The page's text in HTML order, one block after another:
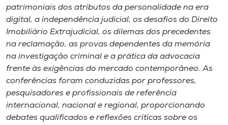
Museu
Unoesc
Store
Selecione
o idioma
patrimoniais dos atributos da personalidade na era
digital, a independência judicial, os desafios do Direito
Imobiliário Extrajudicial, os dilemas dos precedentes
na reclamação, as provas dependentes da memória
na investigação criminal e a prática da advocacia
frente às exigências do mercado contemporâneo. As
conferências foram conduzidas por professores,
pesquisadores e profissionais de referência
internacional, nacional e regional, proporcionando
debates qualificados e reflexões críticas sobre os